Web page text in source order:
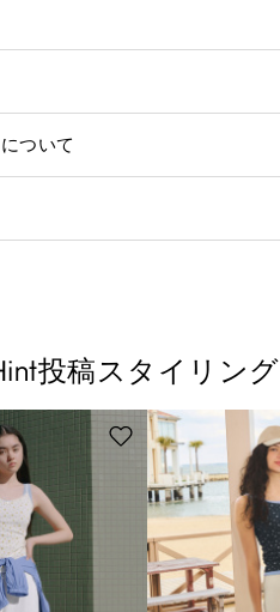
ついて
投稿スタイリング